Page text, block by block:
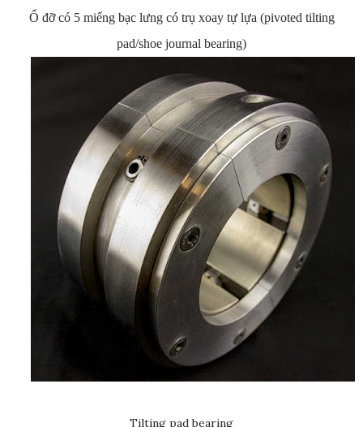
Ổ đỡ có 5 miếng bạc lưng có trụ xoay tự lựa (pivoted tilting
pad/shoe journal bearing)
Tilting pad bearing